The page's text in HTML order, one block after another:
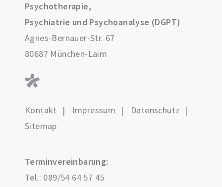
Psychotherapie,
Psychiatrie und Psychoanalyse (DGPT)
Agnes-Bernauer-Str. 67
80687 München-Laim
Kontakt Impressum
Datenschutz
Sitemap
Terminvereinbarung:
Tel.: 089/54 64 57 45